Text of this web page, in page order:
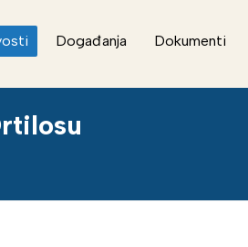
Događanja Dokumenti